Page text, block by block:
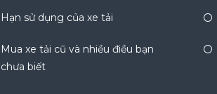
Hạn sử dụng của xe tải
Mua xe tải cũ và nhiều điều bạn
chưa biết